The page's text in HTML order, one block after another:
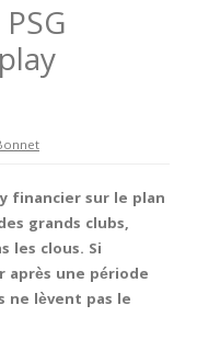
financier sur le plan
grands clubs,
les clous. Si
une période
ne lèvent pas le